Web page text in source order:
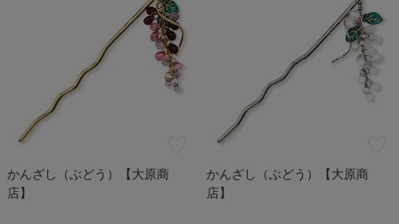
かんざし（ぶどう）【大原商
店】
かんざし（ぶどう）【大原商
店】